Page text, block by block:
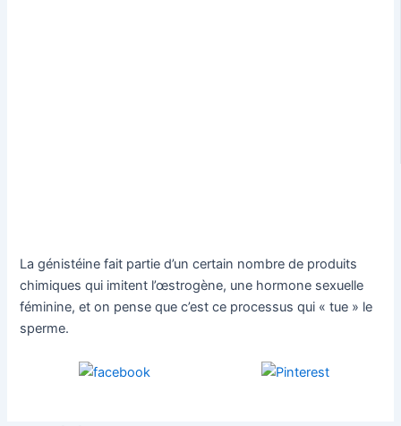
La génistéine fait partie d’un certain nombre de produits
chimiques qui imitent l’œstrogène, une hormone sexuelle
féminine, et on pense que c’est ce processus qui « tue » le
sperme.